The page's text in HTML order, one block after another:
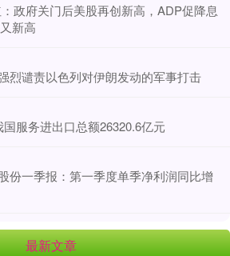
政府关门后美股再创新高，ADP促降息
新高
烈谴责以色列对伊朗发动的军事打击
服务进出口总额26320.6亿元
份一季报：第一季度单季净利润同比增
最新文章